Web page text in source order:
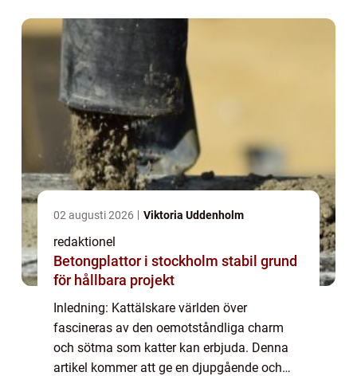
kattarte...
02 augusti 2026 Viktoria Uddenholm
redaktionel
Betongplattor i stockholm stabil grund
för hållbara projekt
Inledning: Kattälskare världen över
fascineras av den oemotståndliga charm
och sötma som katter kan erbjuda. Denna
artikel kommer att ge en djupgående och